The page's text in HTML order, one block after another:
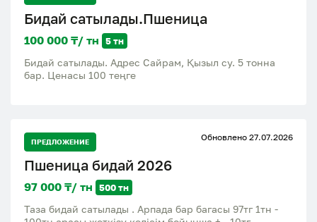
Бидай сатылады.Пшеница
100 000 ₸/ тн 5 тн
Бидай сатылады. Адрес Сайрам, Қызыл су. 5 тонна
бар. Ценасы 100 теңге
ПРЕДЛОЖЕНИЕ Обновлено 27.07.2026
Пшеница бидай 2026
97 000 ₸/ тн 500 тн
Таза бидай сатылады . Арпада бар багасы 97тг 1тн -